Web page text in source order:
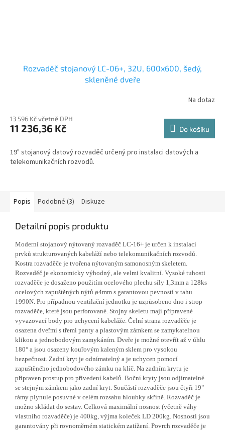
Rozvaděč stojanový LC-06+, 32U, 600x600, šedý,
skleněné dveře
Na dotaz
13 596 Kč včetně DPH
11 236,36 Kč Do košíku
19" stojanový datový rozvaděč určený pro instalaci datových a
telekomunikačních rozvodů.
Popis Podobné (3) Diskuze
Detailní popis produktu
Moderní stojanový nýtovaný rozvaděč LC-16+ je určen k instalaci
prvků strukturovaných kabeláží nebo telekomunikačních rozvodů.
Kostra rozvaděče je tvořena nýtovaným samonosným skeletem.
Rozvaděč je ekonomicky výhodný, ale velmi kvalitní. Vysoké tuhosti
rozvaděče je dosaženo použitím ocelového plechu síly 1,3mm a 128ks
ocelových zapuštěných nýtů ø4mm s garantovou pevností v tahu
1990N. Pro případnou ventilační jednotku je uzpůsobeno dno i strop
rozvaděče, které jsou perforované. Stojny skeletu mají připravené
vyvazovací body pro uchycení kabeláže. Čelní strana rozvaděče je
osazena dveřmi s třemi panty a plastovým zámkem se zamykatelnou
klikou a jednobodovým zamykáním. Dveře je možné otevřít až v úhlu
180° a jsou osazeny kouřovým kaleným sklem pro vysokou
bezpečnost. Zadní kryt je odnímatelný a je uchycen pomocí
zapuštěného jednobodového zámku na klíč. Na zadním krytu je
připraven prostup pro přivedení kabelů. Boční kryty jsou odjímatelné
se stejným zámkem jako zadní kryt. Součástí rozvaděče jsou čtyři 19"
rámy plynule posuvné v celém rozsahu hloubky skříně. Rozvaděč je
možno skládat do sestav. Celková maximální nosnost (včetně váhy
vlastního rozvaděče) je 400kg, výjma koleček LD 200kg. Nosnosti jsou
garantovány při rovnoměrném statickém zatížení. Povrch rozvaděče je